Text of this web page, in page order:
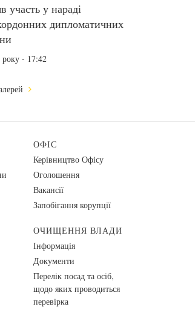
участь у нараді
дипломатичних
року - 17:42
ОФІС
Керівництво Офісу
Оголошення
Вакансії
Запобігання корупції
ОЧИЩЕННЯ ВЛАДИ
Інформація
Документи
Перелік посад та осіб,
щодо яких проводиться
перевірка